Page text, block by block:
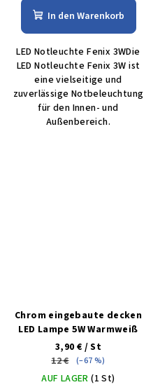
In den Warenkorb
LED Notleuchte Fenix 3WDie
LED Notleuchte Fenix 3W ist
eine vielseitige und
zuverlässige Notbeleuchtung
für den Innen- und
Außenbereich.
Chrom eingebaute decken
LED Lampe 5W Warmweiß
3,90 € / St
12 € (–67 %)
AUF LAGER(1 St)